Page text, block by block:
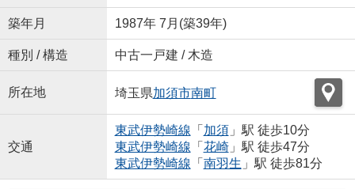
築年月 1987年 7月(築39年)
種別 / 構造 中古一戸建 / 木造
所在地 埼玉県加須市南町
交通
東武伊勢崎線 「 加須」駅 徒歩10分
東武伊勢崎線 「 花崎」駅 徒歩47分
東武伊勢崎線 「 南羽生 」駅 徒歩81分